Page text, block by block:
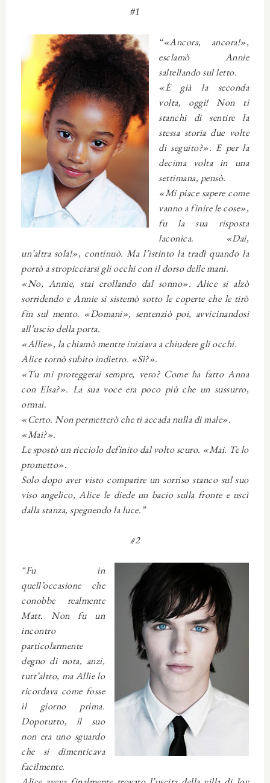
#1
“«Ancora, ancora!»,
esclamò Annie
saltellando sul letto.
«È già la seconda
volta, oggi! Non ti
stanchi di sentire la
stessa storia due volte
di seguito?». E per la
decima volta in una
settimana, pensò.
«Mi piace sapere come
vanno a finire le cose»,
fu la sua risposta
laconica. «Dai,
un’altra sola!», continuò. Ma l’istinto la tradì quando la
portò a stropicciarsi gli occhi con il dorso delle mani.
«No, Annie, stai crollando dal sonno». Alice si alzò
sorridendo e Annie si sistemò sotto le coperte che le tirò
fin sul mento. «Domani», sentenziò poi, avvicinandosi
all’uscio della porta.
«Allie», la chiamò mentre iniziava a chiudere gli occhi.
Alice tornò subito indietro. «Sì?».
«Tu mi proteggerai sempre, vero? Come ha fatto Anna
con Elsa?». La sua voce era poco più che un sussurro,
ormai.
«Certo. Non permetterò che ti accada nulla di male».
«Mai?».
Le spostò un ricciolo definito dal volto scuro. «Mai. Te lo
prometto».
Solo dopo aver visto comparire un sorriso stanco sul suo
viso angelico, Alice le diede un bacio sulla fronte e uscì
dalla stanza, spegnendo la luce.”
#2
“Fu in
quell’occasione che
conobbe realmente
Matt. Non fu un
incontro
particolarmente
degno di nota, anzi,
tutt’altro, ma Allie lo
ricordava come fosse
il giorno prima.
Dopotutto, il suo
non era uno sguardo
che si dimenticava
facilmente.